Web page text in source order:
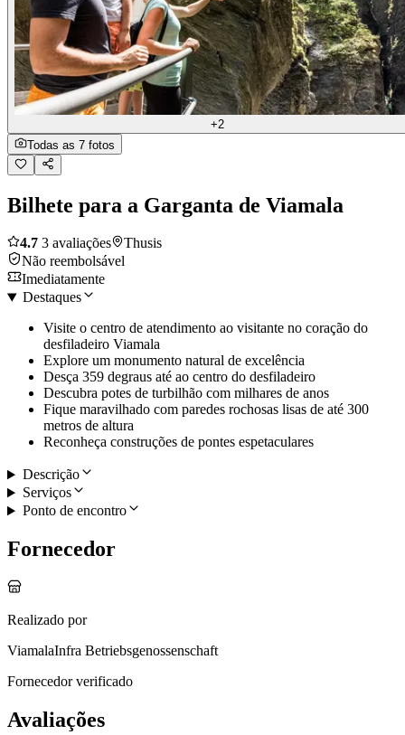
+2
Todas as 7 fotos
Bilhete para a Garganta de Viamala
4.7 3 avaliações
Thusis
Não reembolsável
Imediatamente
Destaques
Visite o centro de atendimento ao visitante no coração do
desfiladeiro Viamala
Explore um monumento natural de excelência
Desça 359 degraus até ao centro do desfiladeiro
Descubra potes de turbilhão com milhares de anos
Fique maravilhado com paredes rochosas lisas de até 300
metros de altura
Reconheça construções de pontes espetaculares
Descrição
Serviços
Ponto de encontro
Fornecedor
Realizado por
ViamalaInfra Betriebsgenossenschaft
Fornecedor verificado
Avaliações